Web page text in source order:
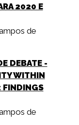
2020 E
de
DEBATE -
WITHIN
FINDINGS
de